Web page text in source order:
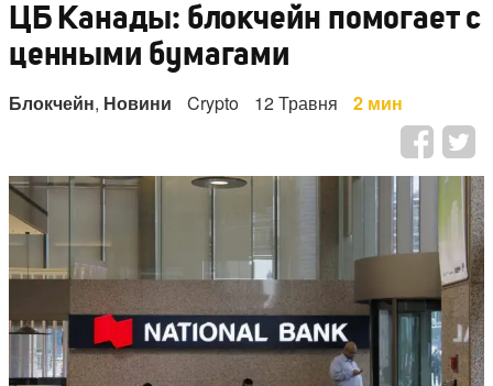
ЦБ Канады: блокчейн помогает с
ценными бумагами
Блокчейн, Новини Crypto 12 Травня 2 мин